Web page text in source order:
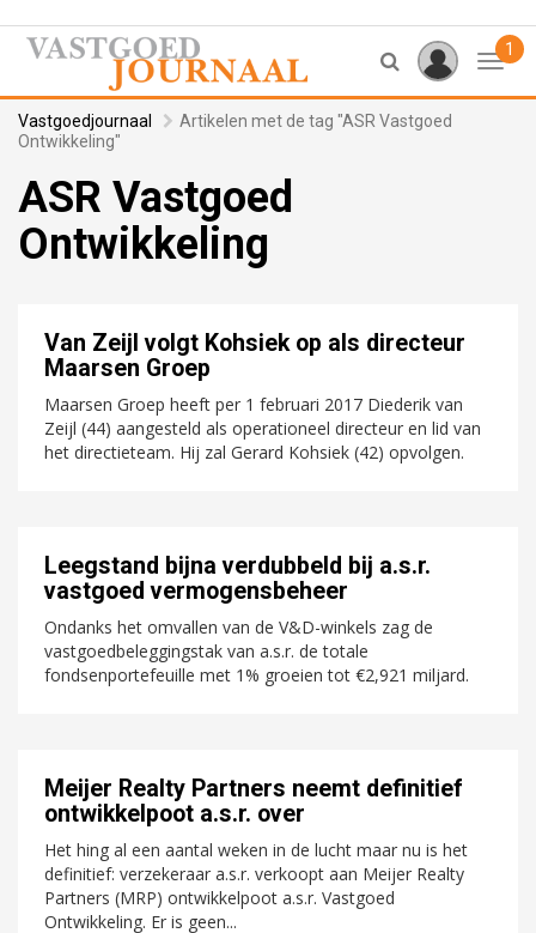
1
Vastgoedjournaal
Artikelen met de tag "ASR Vastgoed
Ontwikkeling"
ASR Vastgoed
Ontwikkeling
Van Zeijl volgt Kohsiek op als directeur
Maarsen Groep
Maarsen Groep heeft per 1 februari 2017 Diederik van
Zeijl (44) aangesteld als operationeel directeur en lid van
het directieteam. Hij zal Gerard Kohsiek (42) opvolgen.
Leegstand bijna verdubbeld bij a.s.r.
vastgoed vermogensbeheer
Ondanks het omvallen van de V&D-winkels zag de
vastgoedbeleggingstak van a.s.r. de totale
fondsenportefeuille met 1% groeien tot €2,921 miljard.
Meijer Realty Partners neemt definitief
ontwikkelpoot a.s.r. over
Het hing al een aantal weken in de lucht maar nu is het
definitief: verzekeraar a.s.r. verkoopt aan Meijer Realty
Partners (MRP) ontwikkelpoot a.s.r. Vastgoed
Ontwikkeling. Er is geen...